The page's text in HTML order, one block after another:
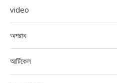
video
অপরাধ
আর্টিকেল